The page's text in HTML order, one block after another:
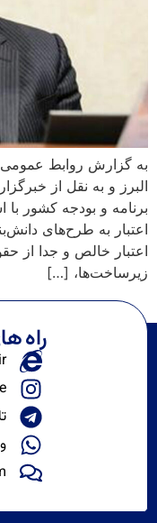
روابط عمومی انجمن
به نقل از خبرگزاری
به طرح‌های دانش‌بنیان
خالص و جدا از حقوق و
[…]
راه های
تلگرام
واتساپ